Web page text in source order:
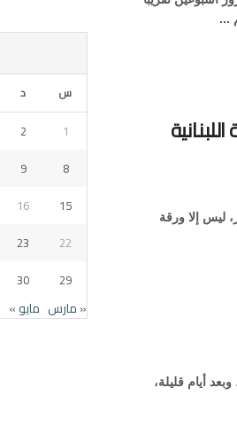
...
ليس إلا ورقة
أيام قليلة،
س د
1
2
8
9
15
16
22
23
29
30
« مارس مايو »